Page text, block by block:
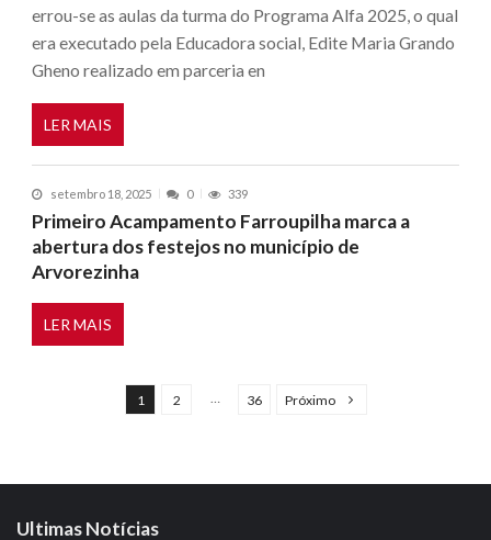
errou-se as aulas da turma do Programa Alfa 2025, o qual
era executado pela Educadora social, Edite Maria Grando
Gheno realizado em parceria en
LER MAIS
setembro 18, 2025 0 339
Primeiro Acampamento Farroupilha marca a
abertura dos festejos no município de
Arvorezinha
LER MAIS
g
a
1 2 36 Próximo
Ultimas Notícias